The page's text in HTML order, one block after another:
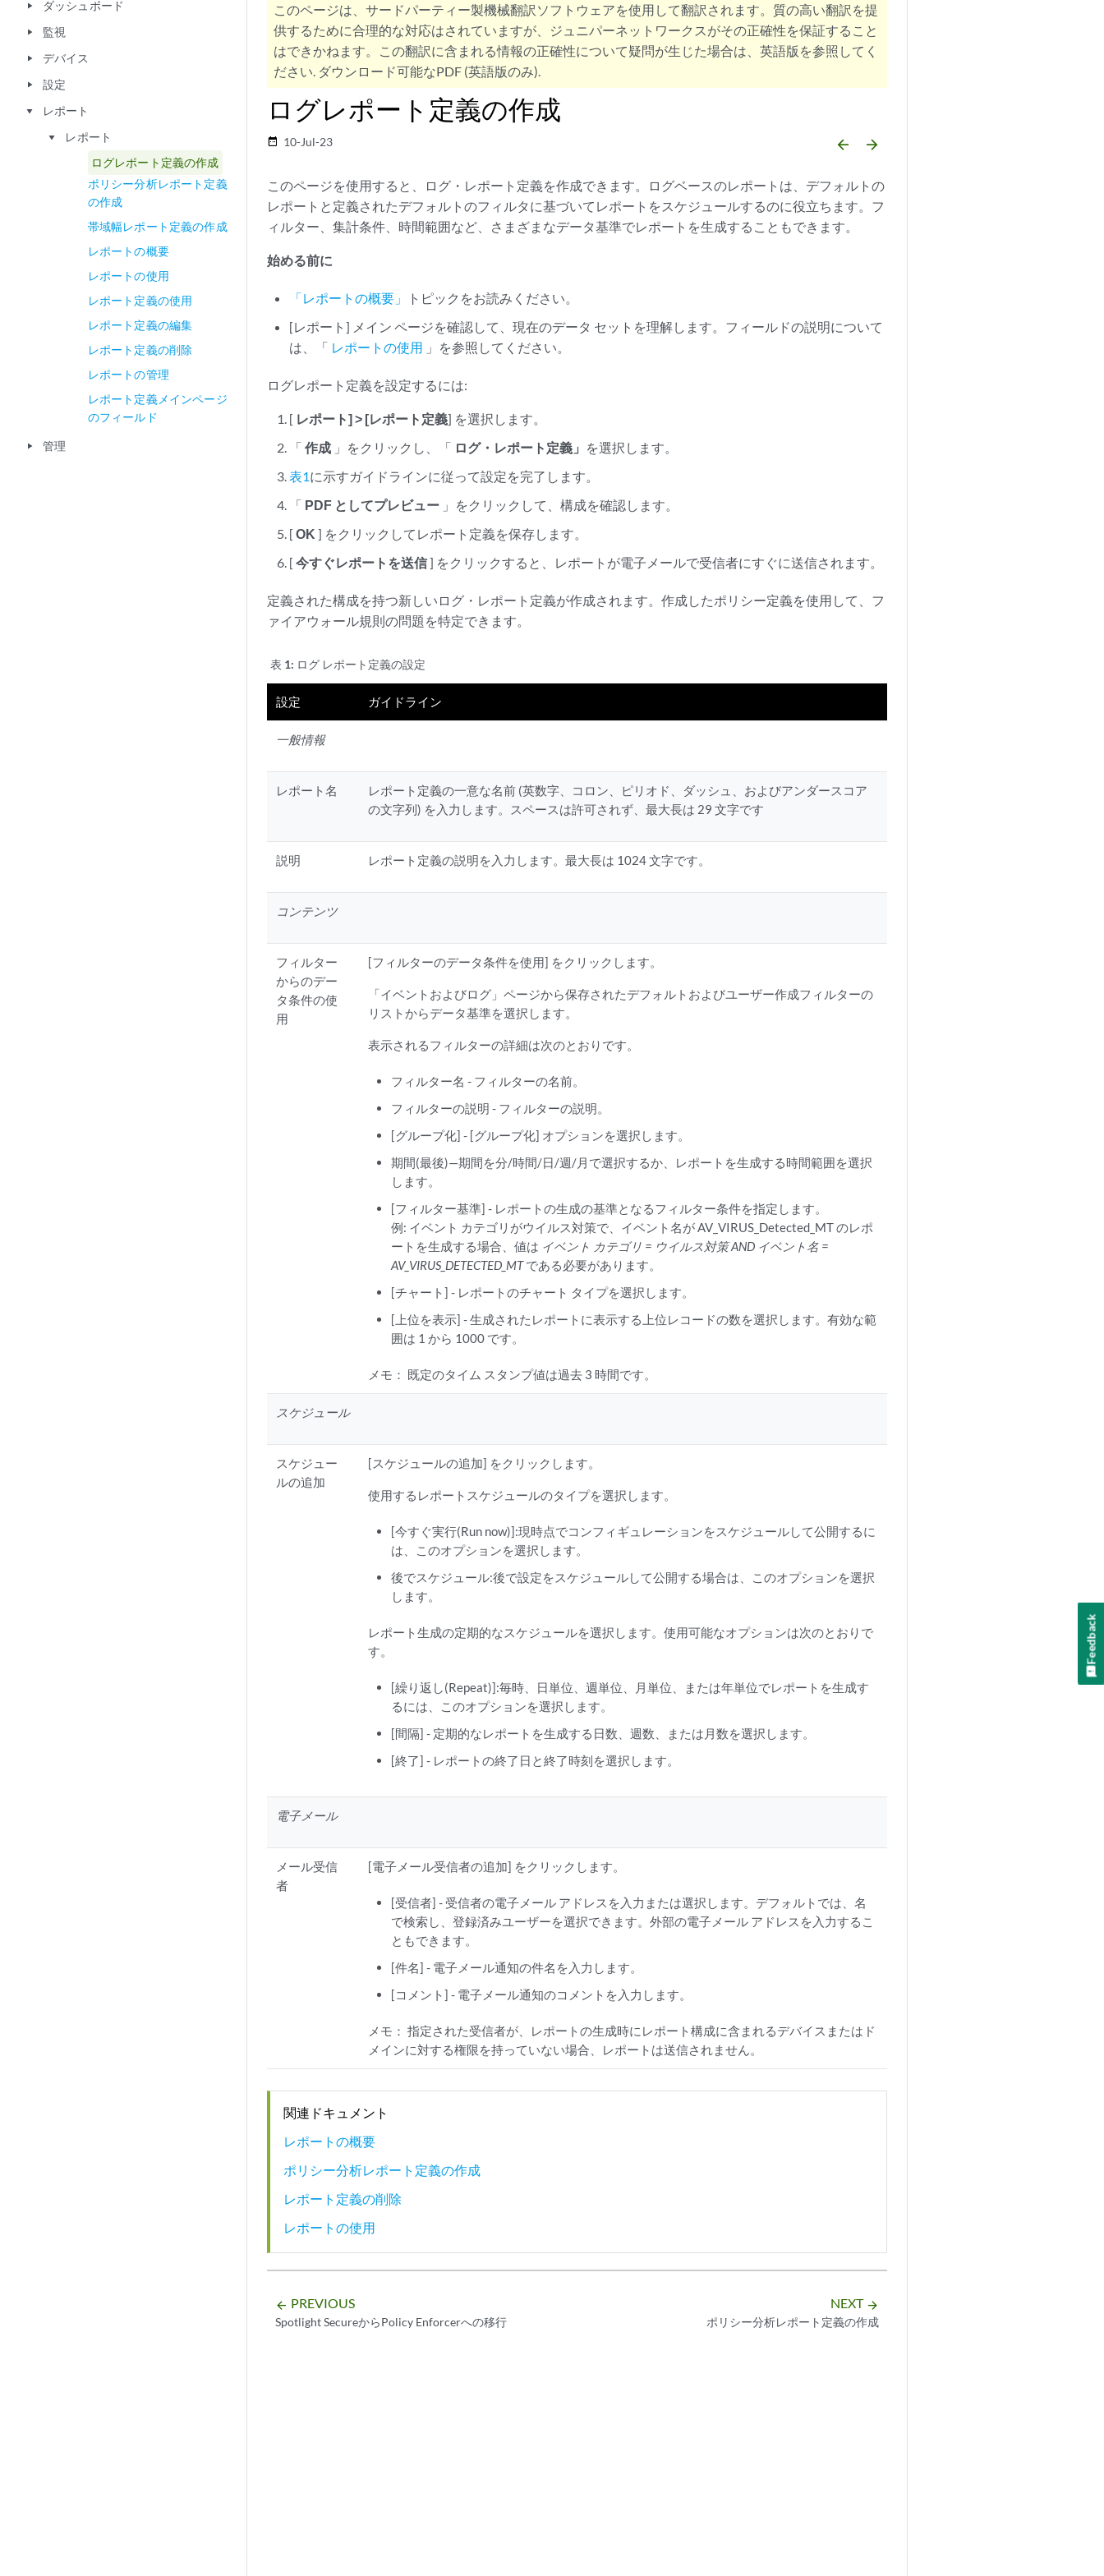
play_arrow ダッシュボード
play_arrow 監視
play_arrow デバイス
play_arrow 設定
play_arrow レポート
play_arrow
レポート
ログレポート定義の作成
ポリシー分析レポート定義
の作成
帯域幅レポート定義の作成
レポートの概要
レポートの使用
レポート定義の使用
レポート定義の編集
レポート定義の削除
レポートの管理
レポート定義メインページ
のフィールド
play_arrow 管理
このページは、サードパーティー製機械翻訳ソフトウェアを使用して翻訳されます。質の高い翻訳を提
供するために合理的な対応はされていますが、ジュニパーネットワークスがその正確性を保証すること
はできかねます。この翻訳に含まれる情報の正確性について疑問が生じた場合は、英語版を参照してく
ださい. ダウンロード可能なPDF (英語版のみ).
ログレポート定義の作成
date_range 10-Jul-23 arrow_backward arrow_forward
このページを使用すると、ログ・レポート定義を作成できます。ログベースのレポートは、デフォルトの
レポートと定義されたデフォルトのフィルタに基づいてレポートをスケジュールするのに役立ちます。フ
ィルター、集計条件、時間範囲など、さまざまなデータ基準でレポートを生成することもできます。
始める前に
「レポートの概要」
トピックをお読みください。
[レポート] メイン ページを確認して、現在のデータ セットを理解します。フィールドの説明について
は、「 レポートの使用 」を参照してください。
ログレポート定義を設定するには:
[ レポート] > [レポート定義] を選択します。
「作成 」をクリックし、「 ログ・レポート定義」 を選択します。
表1に示すガイドラインに従って設定を完了します。
「 PDF としてプレビュー 」をクリックして、構成を確認します。
[OK ] をクリックしてレポート定義を保存します。
[今すぐレポートを送信] をクリックすると、レポートが電子メールで受信者にすぐに送信されます。
定義された構成を持つ新しいログ・レポート定義が作成されます。作成したポリシー定義を使用して、フ
ァイアウォール規則の問題を特定できます。
表 1: ログ レポート定義の設定
設定 ガイドライン
一般情報
レポート名
レポート定義の一意な名前 (英数字、コロン、ピリオド、ダッシュ、およびアンダースコア
の文字列) を入力します。スペースは許可されず、最大長は 29 文字です
説明 レポート定義の説明を入力します。最大長は 1024 文字です。
コンテンツ
フィルター
からのデー
タ条件の使
用
[フィルターのデータ条件を使用] をクリックします。
「イベントおよびログ」ページから保存されたデフォルトおよびユーザー作成フィルターの
リストからデータ基準を選択します。
表示されるフィルターの詳細は次のとおりです。
フィルター名 - フィルターの名前。
フィルターの説明 - フィルターの説明。
[グループ化] - [グループ化] オプションを選択します。
期間(最後)—期間を分/時間/日/週/月で選択するか、レポートを生成する時間範囲を選択
します。
[フィルター基準] - レポートの生成の基準となるフィルター条件を指定します。
例: イベント カテゴリがウイルス対策で、イベント名が AV_VIRUS_Detected_MT のレポ
ートを生成する場合、値は イベント カテゴリ = ウイルス対策 AND イベント名 =
AV_VIRUS_DETECTED_MTである必要があります。
[チャート] - レポートのチャート タイプを選択します。
[上位を表示] - 生成されたレポートに表示する上位レコードの数を選択します。有効な範
囲は 1 から 1000 です。
メモ： 既定のタイム スタンプ値は過去 3 時間です。
スケジュール
スケジュー
ルの追加
[スケジュールの追加] をクリックします。
使用するレポートスケジュールのタイプを選択します。
[今すぐ実行(Run now)]:現時点でコンフィギュレーションをスケジュールして公開するに
は、このオプションを選択します。
後でスケジュール:後で設定をスケジュールして公開する場合は、このオプションを選択
します。
レポート生成の定期的なスケジュールを選択します。使用可能なオプションは次のとおりで
す。
[繰り返し(Repeat)]:毎時、日単位、週単位、月単位、または年単位でレポートを生成す
るには、このオプションを選択します。
[間隔] - 定期的なレポートを生成する日数、週数、または月数を選択します。
[終了] - レポートの終了日と終了時刻を選択します。
電子メール
メール受信
者
[電子メール受信者の追加] をクリックします。
[受信者] - 受信者の電子メール アドレスを入力または選択します。デフォルトでは、名
で検索し、登録済みユーザーを選択できます。外部の電子メール アドレスを入力するこ
ともできます。
[件名] - 電子メール通知の件名を入力します。
[コメント] - 電子メール通知のコメントを入力します。
メモ： 指定された受信者が、レポートの生成時にレポート構成に含まれるデバイスまたはド
メインに対する権限を持っていない場合、レポートは送信されません。
関連ドキュメント
レポートの概要
ポリシー分析レポート定義の作成
レポート定義の削除
レポートの使用
arrow_backward PREVIOUS
Spotlight SecureからPolicy Enforcerへの移行
NEXT arrow_forward
ポリシー分析レポート定義の作成
Feedback